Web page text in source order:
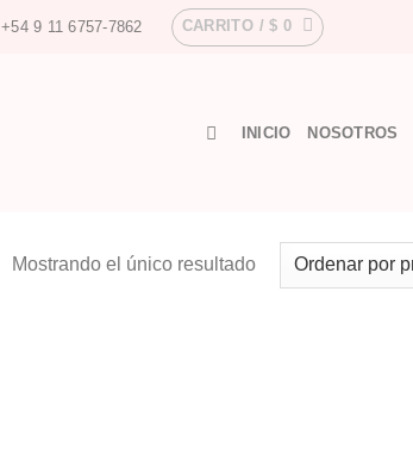
+54 9 11 6757-7862 CARRITO /$ 0
INICIO NOSOTROS
Mostrando el único resultado